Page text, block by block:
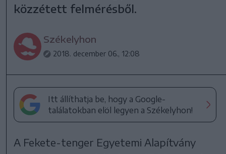
közzétett felmérésből.
Székelyhon
2018. december 06., 12:08
Itt állíthatja be, hogy a Google-
találatokban elöl legyen a Székelyhon!
A Fekete-tenger Egyetemi Alapítvány